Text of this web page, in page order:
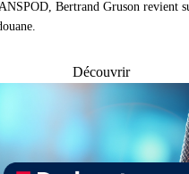
Bertrand Gruson revient
Découvrir